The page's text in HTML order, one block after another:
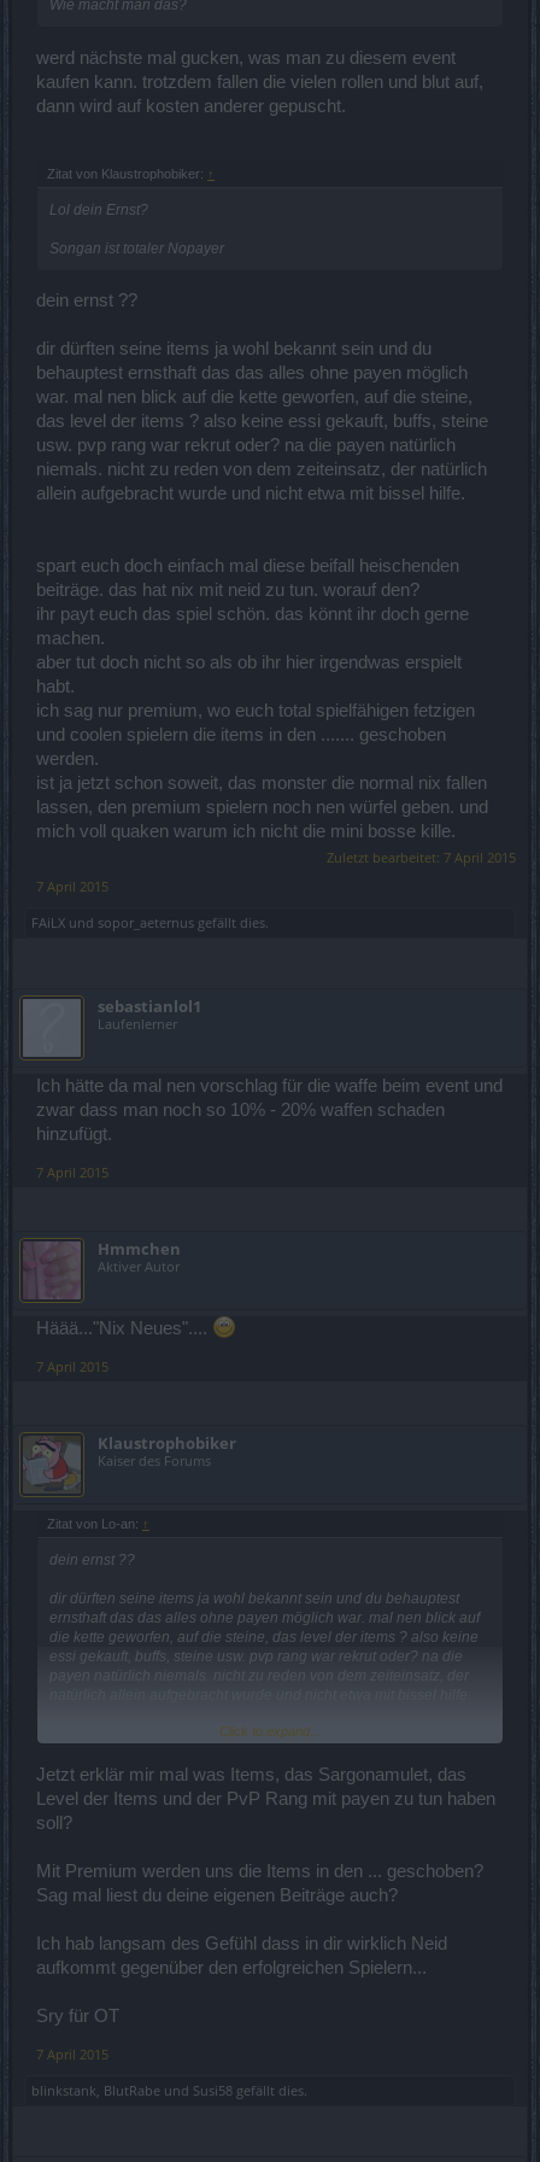
Wie macht man das?
werd nächste mal gucken, was man zu diesem event
kaufen kann. trotzdem fallen die vielen rollen und blut auf,
dann wird auf kosten anderer gepuscht.
Zitat von Klaustrophobiker: ↑
Lol dein Ernst?
Songan ist totaler Nopayer
dein ernst ??
dir dürften seine items ja wohl bekannt sein und du
behauptest ernsthaft das das alles ohne payen möglich
war. mal nen blick auf die kette geworfen, auf die steine,
das level der items ? also keine essi gekauft, buffs, steine
usw. pvp rang war rekrut oder? na die payen natürlich
niemals. nicht zu reden von dem zeiteinsatz, der natürlich
allein aufgebracht wurde und nicht etwa mit bissel hilfe.
spart euch doch einfach mal diese beifall heischenden
beiträge. das hat nix mit neid zu tun. worauf den?
ihr payt euch das spiel schön. das könnt ihr doch gerne
machen.
aber tut doch nicht so als ob ihr hier irgendwas erspielt
habt.
ich sag nur premium, wo euch total spielfähigen fetzigen
und coolen spielern die items in den ....... geschoben
werden.
ist ja jetzt schon soweit, das monster die normal nix fallen
lassen, den premium spielern noch nen würfel geben. und
mich voll quaken warum ich nicht die mini bosse kille.
Zuletzt bearbeitet: 7 April 2015
7 April 2015
FAiLX und sopor_aeternus gefällt dies.
sebastianlol1
Laufenlerner
Ich hätte da mal nen vorschlag für die waffe beim event und
zwar dass man noch so 10% - 20% waffen schaden
hinzufügt.
7 April 2015
Hmmchen
Aktiver Autor
Häää..."Nix Neues"....
7 April 2015
Klaustrophobiker
Kaiser des Forums
Zitat von Lo-an: ↑
dein ernst ??
dir dürften seine items ja wohl bekannt sein und du behauptest
ernsthaft das das alles ohne payen möglich war. mal nen blick auf
die kette geworfen, auf die steine, das level der items ? also keine
essi gekauft, buffs, steine usw. pvp rang war rekrut oder? na die
payen natürlich niemals. nicht zu reden von dem zeiteinsatz, der
das hat nix mit neid zu tun. worauf den?
ihr payt euch das spiel schön. das könnt ihr doch gerne machen.
aber tut doch nicht so als ob ihr hier irgendwas erspielt habt.
ich sag nur premium, wo euch total spielfähigen fetzigen und
ist ja jetzt schon soweit, das monster die normal nix fallen lassen,
den premium spielern noch nen würfel geben. und mich voll
quaken warum ich nicht die mini bosse kille.
Click to expand...
Jetzt erklär mir mal was Items, das Sargonamulet, das
Level der Items und der PvP Rang mit payen zu tun haben
soll?
Mit Premium werden uns die Items in den ... geschoben?
Sag mal liest du deine eigenen Beiträge auch?
Ich hab langsam des Gefühl dass in dir wirklich Neid
aufkommt gegenüber den erfolgreichen Spielern...
Sry für OT
7 April 2015
blinkstank BlutRabe und Susi58 gefällt dies.